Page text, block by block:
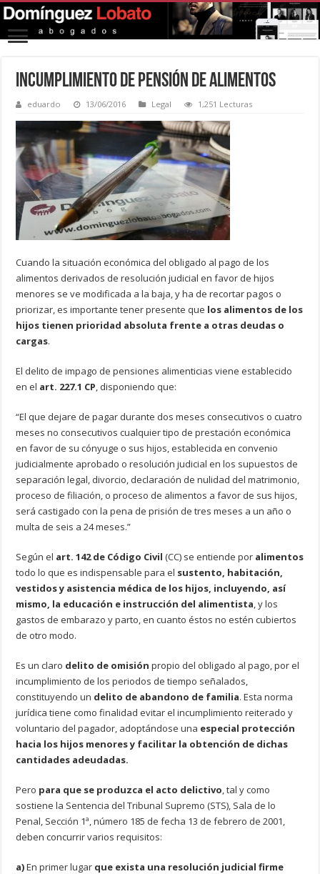
Incumplimiento de pensión de alimentos
eduardo 13/06/2016 Legal 1,251 Lecturas
Cuando la situación económica del obligado al pago de los
alimentos derivados de resolución judicial en favor de hijos
menores se ve modificada a la baja, y ha de recortar pagos o
priorizar, es importante tener presente que los alimentos de los
hijos tienen prioridad absoluta frente a otras deudas o
cargas.
El delito de impago de pensiones alimenticias viene establecido
en el art. 227.1 CP, disponiendo que:
“El que dejare de pagar durante dos meses consecutivos o cuatro
meses no consecutivos cualquier tipo de prestación económica
en favor de su cónyuge o sus hijos, establecida en convenio
judicialmente aprobado o resolución judicial en los supuestos de
separación legal, divorcio, declaración de nulidad del matrimonio,
proceso de filiación, o proceso de alimentos a favor de sus hijos,
será castigado con la pena de prisión de tres meses a un año o
multa de seis a 24 meses.”
Según el art. 142 de Código Civil (CC) se entiende por alimentos
todo lo que es indispensable para el sustento, habitación,
vestidos y asistencia médica de los hijos, incluyendo, así
mismo, la educación e instrucción del alimentista, y los
gastos de embarazo y parto, en cuanto éstos no estén cubiertos
de otro modo.
Es un claro delito de omisión propio del obligado al pago, por el
incumplimiento de los periodos de tiempo señalados,
constituyendo un delito de abandono de familia. Esta norma
jurídica tiene como finalidad evitar el incumplimiento reiterado y
voluntario del pagador, adoptándose una especial protección
hacia los hijos menores y facilitar la obtención de dichas
cantidades adeudadas.
Pero para que se produzca el acto delictivo, tal y como
sostiene la Sentencia del Tribunal Supremo (STS), Sala de lo
Penal, Sección 1ª, número 185 de fecha 13 de febrero de 2001,
deben concurrir varios requisitos:
a)En primer lugar que exista una resolución judicial firme